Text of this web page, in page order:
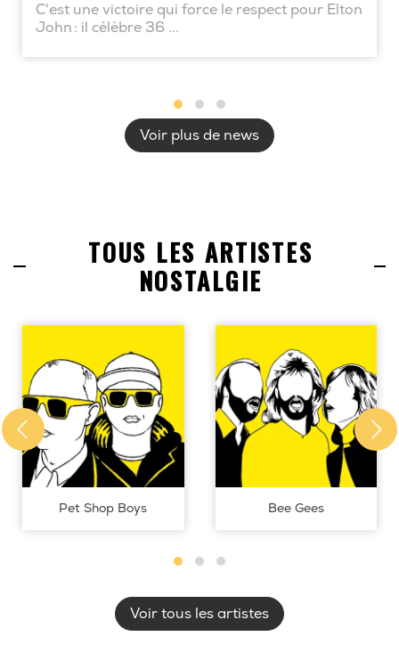
C'est une victoire qui force le respect pour Elton
John : il célèbre 36 ...
Voir plus de news
TOUS LES ARTISTES
NOSTALGIE
Pet Shop Boys Bee Gees
Voir tous les artistes